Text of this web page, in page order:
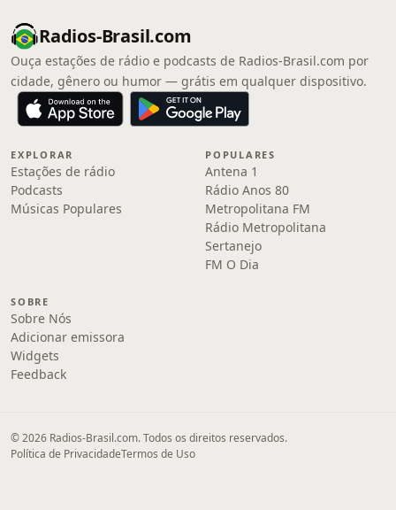
Radios-Brasil.com
Ouça estações de rádio e podcasts de Radios-Brasil.com por
cidade, gênero ou humor — grátis em qualquer dispositivo.
EXPLORAR
Estações de rádio
Podcasts
Músicas Populares
POPULARES
Antena 1
Rádio Anos 80
Metropolitana FM
Rádio Metropolitana
Sertanejo
FM O Dia
SOBRE
Sobre Nós
Adicionar emissora
Widgets
Feedback
© 2026 Radios-Brasil.com. Todos os direitos reservados.
Política de PrivacidadeTermos de Uso